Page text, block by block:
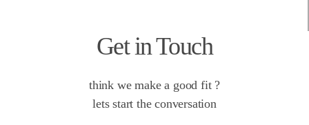
Get in Touch
think we make a good fit ?
lets start the conversation